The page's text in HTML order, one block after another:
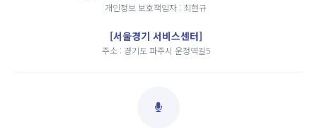
개인정보 보호책임자 : 최현규
[서울경기 서비스센터]
주소 : 경기도 파주시 운정역길5